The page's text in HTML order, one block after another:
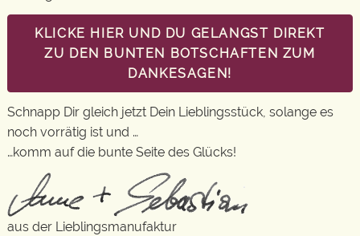
KLICKE HIER UND DU GELANGST DIREKT
ZU DEN BUNTEN BOTSCHAFTEN ZUM
DANKESAGEN!
Schnapp Dir gleich jetzt Dein Lieblingsstück, solange es
noch vorrätig ist und …
…komm auf die bunte Seite des Glücks!
aus der Lieblingsmanufaktur